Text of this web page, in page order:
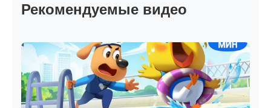
Рекомендуемые видео